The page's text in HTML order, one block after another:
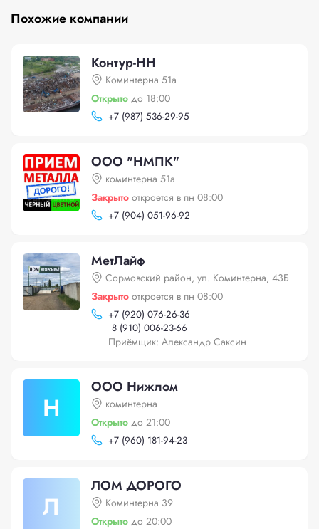
Похожие компании
Контур-НН
Коминтерна 51а
Открыто до 18:00
+7 (987) 536-29-95
ООО "НМПК"
коминтерна 51а
Закрыто откроется в пн 08:00
+7 (904) 051-96-92
МетЛайф
Сормовский район, ул. Коминтерна, 43Б
Закрыто откроется в пн 08:00
+7 (920) 076-26-36
8 (910) 006-23-66
Приёмщик: Александр Саксин
Н
ООО Нижлом
коминтерна
Открыто до 21:00
+7 (960) 181-94-23
Л
ЛОМ ДОРОГО
Коминтерна 39
Открыто до 20:00